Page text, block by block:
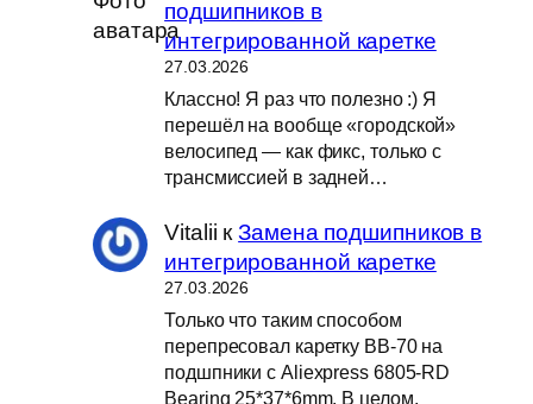
подшипников в
интегрированной каретке
27.03.2026
Классно! Я раз что полезно :) Я
перешёл на вообще «городской»
велосипед — как фикс, только с
трансмиссией в задней…
Vitalii кЗамена подшипников в
интегрированной каретке
27.03.2026
Только что таким способом
перепресовал каретку BB-70 на
подшпники с Aliexpress 6805-RD
Bearing 25*37*6mm. В целом,